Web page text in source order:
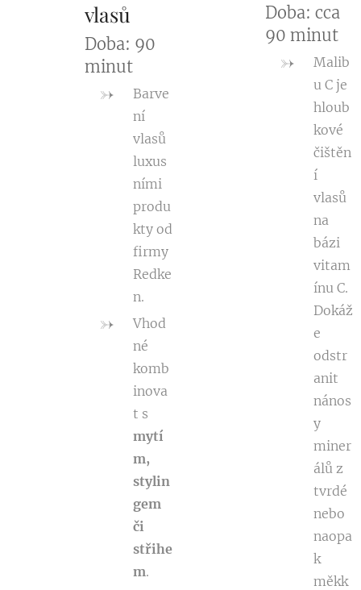
vlasů
Doba: 90
minut
Barve
ní
vlasů
luxus
ními
produ
kty od
firmy
Redke
n.
Vhod
né
komb
inova
t s
mytí
m,
stylin
gem
či
střihe
m.
Doba: cca
90 minut
Malib
u C je
hloub
kové
čištěn
í
vlasů
na
bázi
vitam
ínu C.
Dokáž
e
odstr
anit
nános
y
miner
álů z
tvrdé
nebo
naopa
k
měkk